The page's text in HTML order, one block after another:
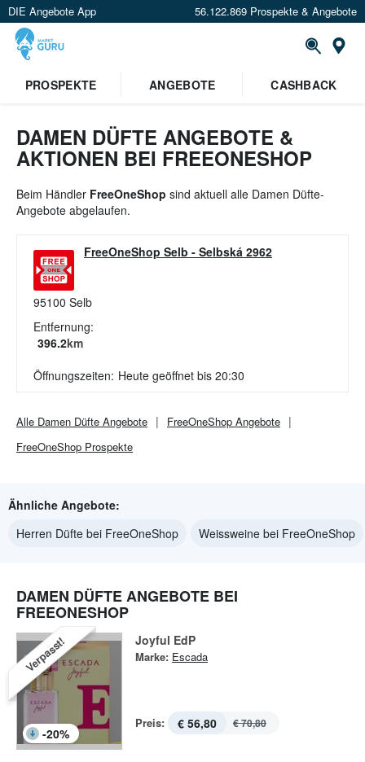
DIE Angebote App 56.122.869 Prospekte & Angebote
Standort festlegen
PROSPEKTE ANGEBOTE CASHBACK
DAMEN DÜFTE ANGEBOTE &
AKTIONEN BEI FREEONESHOP
Beim Händler FreeOneShop sind aktuell alle Damen Düfte-
Angebote abgelaufen.
FreeOneShop Selb - Selbská 2962
95100 Selb
Entfernung:
396.2km
Öffnungszeiten: Heute geöffnet bis 20:30
Alle Damen Düfte Angebote FreeOneShop Angebote
FreeOneShop Prospekte
Ähnliche Angebote:
Herren Düfte bei FreeOneShop
Weissweine bei FreeOneShop
DAMEN DÜFTE ANGEBOTE BEI
FREEONESHOP
Verpasst!
-20%
Joyful EdP
Marke: Escada
Preis: € 56,80 € 70,80